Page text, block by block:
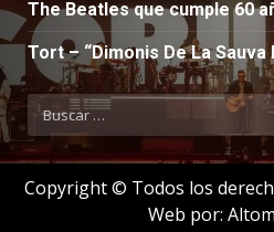
The Beatles que cumple 60
Tort – “Dimonis De La Sauva
Buscar:
Copyright © Todos los
Web por: